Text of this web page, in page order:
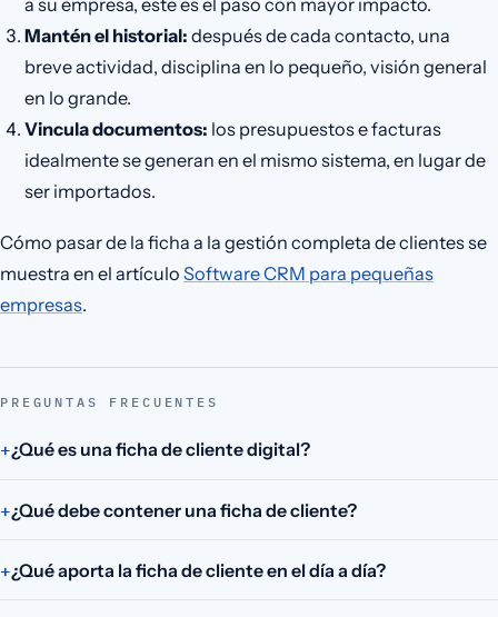
a su empresa, este es el paso con mayor impacto.
Mantén el historial: después de cada contacto, una
breve actividad, disciplina en lo pequeño, visión general
en lo grande.
Vincula documentos: los presupuestos e facturas
idealmente se generan en el mismo sistema, en lugar de
ser importados.
Cómo pasar de la ficha a la gestión completa de clientes se
muestra en el artículo Software CRM para pequeñas
empresas.
PREGUNTAS FRECUENTES
¿Qué es una ficha de cliente digital?
¿Qué debe contener una ficha de cliente?
¿Qué aporta la ficha de cliente en el día a día?